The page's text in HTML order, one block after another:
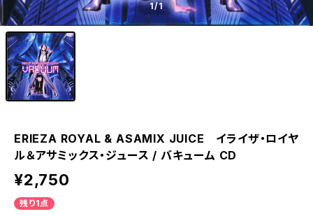
1/1
ERIEZA ROYAL & ASAMIX JUICE イライザ・ロイヤ
ル＆アサミックス・ジュース / バキューム CD
¥2,750
残り1点